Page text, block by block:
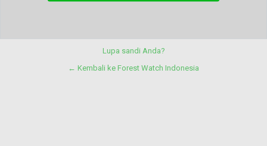
Lupa sandi Anda?
← Kembali ke Forest Watch Indonesia